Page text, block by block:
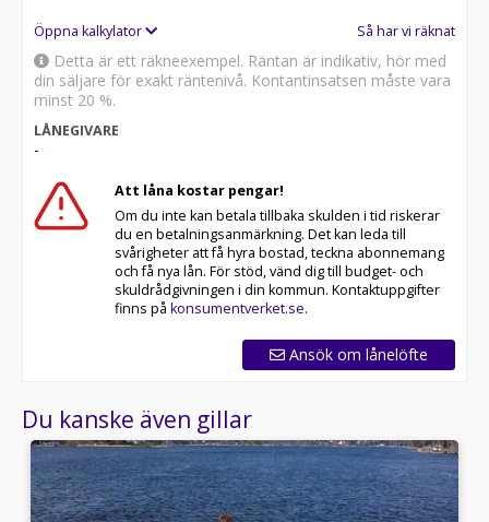
Öppna kalkylator Så har vi räknat
Detta är ett räkneexempel. Räntan är indikativ, hör med
din säljare för exakt räntenivå. Kontantinsatsen måste vara
minst 20 %.
LÅNEGIVARE
-
Att låna kostar pengar!
Om du inte kan betala tillbaka skulden i tid riskerar
du en betalningsanmärkning. Det kan leda till
svårigheter att få hyra bostad, teckna abonnemang
och få nya lån. För stöd, vänd dig till budget- och
skuldrådgivningen i din kommun. Kontaktuppgifter
finns på konsumentverket.se.
Ansök om lånelöfte
Du kanske även gillar